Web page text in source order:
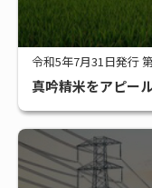
令和5年7月31日発行
真吟精米をアピー